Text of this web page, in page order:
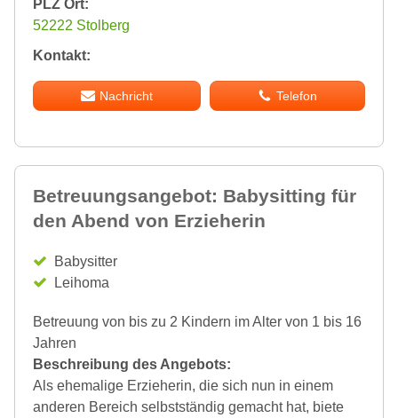
PLZ Ort:
52222 Stolberg
Kontakt:
Nachricht Telefon
Betreuungsangebot: Babysitting für
den Abend von Erzieherin
Babysitter
Leihoma
Betreuung von bis zu 2 Kindern im Alter von 1 bis 16
Jahren
Beschreibung des Angebots:
Als ehemalige Erzieherin, die sich nun in einem
anderen Bereich selbstständig gemacht hat, biete